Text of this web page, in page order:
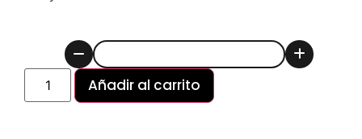
Añadir al carrito